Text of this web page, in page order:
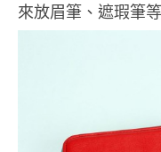
來放眉筆、遮瑕筆